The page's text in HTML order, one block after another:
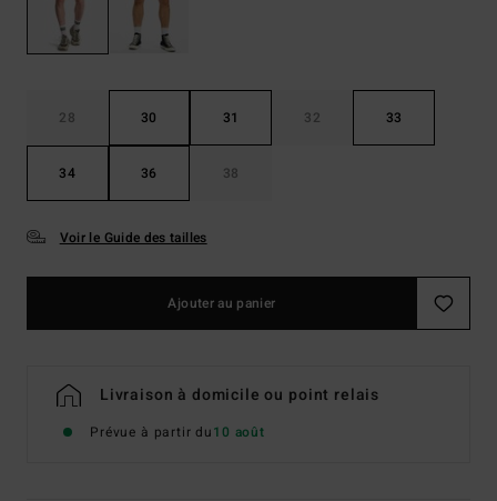
28 30 31 32 33
34 36 38
Voir le Guide des tailles
Ajouter au panier
Livraison à domicile ou point relais
Prévue à partir du10 août